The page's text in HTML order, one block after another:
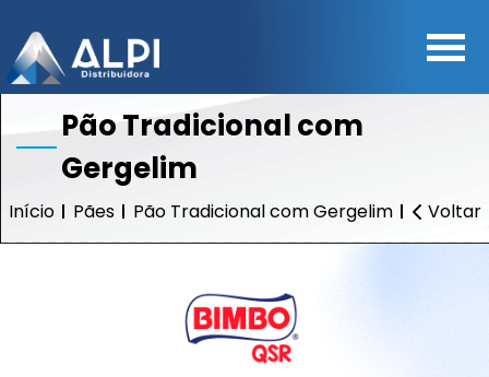
Pão Tradicional com
Gergelim
Início Pães Pão Tradicional com Gergelim Voltar